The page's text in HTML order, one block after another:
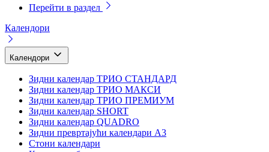
Перейти в раздел
Календори
Календори
Зидни календар ТРИО СТАНДАРД
Зидни календар ТРИО МАКСИ
Зидни календар ТРИО ПРЕМИУМ
Зидни календар SHORT
Зидни календар QUADRO
Зидни превртајући календари А3
Стони календари